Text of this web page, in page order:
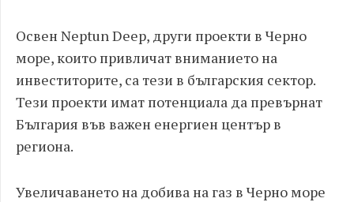
Освен Neptun Deep, други проекти в Черно
море, които привличат вниманието на
инвеститорите, са тези в българския сектор.
Тези проекти имат потенциала да превърнат
България във важен енергиен център в
региона.
Увеличаването на добива на газ в Черно море